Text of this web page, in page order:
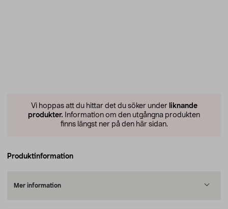
Vi hoppas att du hittar det du söker under liknande
produkter. Information om den utgångna produkten
finns längst ner på den här sidan.
Produktinformation
Mer information